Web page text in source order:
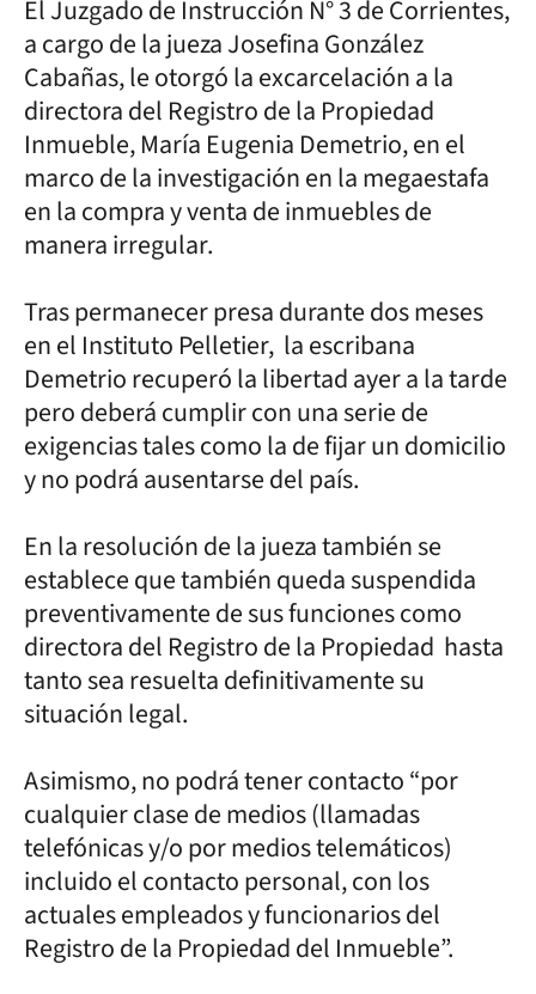
El Juzgado de Instrucción N° 3 de Corrientes,
a cargo de la jueza Josefina González
Cabañas, le otorgó la excarcelación a la
directora del Registro de la Propiedad
Inmueble, María Eugenia Demetrio, en el
marco de la investigación en la megaestafa
en la compra y venta de inmuebles de
manera irregular.
Tras permanecer presa durante dos meses
en el Instituto Pelletier, la escribana
Demetrio recuperó la libertad ayer a la tarde
pero deberá cumplir con una serie de
exigencias tales como la de fijar un domicilio
y no podrá ausentarse del país.
En la resolución de la jueza también se
establece que también queda suspendida
preventivamente de sus funciones como
directora del Registro de la Propiedad hasta
tanto sea resuelta definitivamente su
situación legal.
Asimismo, no podrá tener contacto “por
cualquier clase de medios (llamadas
telefónicas y/o por medios telemáticos)
incluido el contacto personal, con los
actuales empleados y funcionarios del
Registro de la Propiedad del Inmueble”.